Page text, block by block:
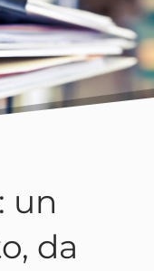
un
da